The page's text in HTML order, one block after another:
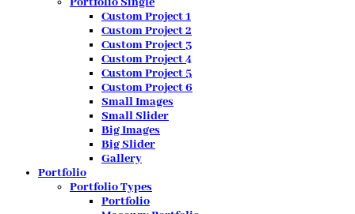
Custom Project 1
Custom Project 2
Custom Project 3
Custom Project 4
Custom Project 5
Custom Project 6
Small Images
Small Slider
Big Images
Big Slider
Gallery
Portfolio
Portfolio Types
Portfolio